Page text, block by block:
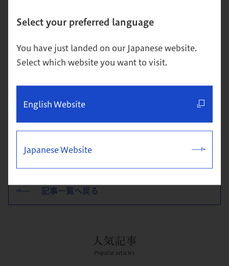
Select your preferred language
You have just landed on our Japanese website.
Select which website you want to visit.
English Website
Japanese Website
院「Institute of Design」（米・シカゴ）研究員、
（MBA）取得。
『いい仕事ができる人の考え方』『働き方の哲学』
（以上、ディスカヴァー・トゥエンティワン）な
記事一覧へ戻る
人気記事
Popular articles